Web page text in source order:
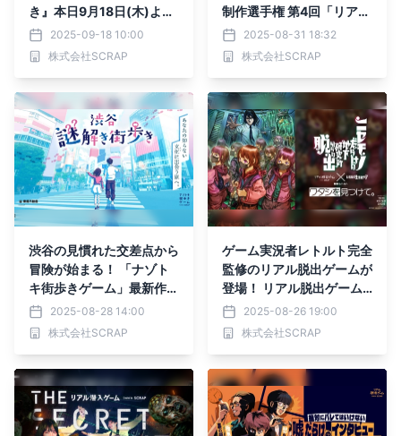
き』本日9月18日(木)より
スタート！ 早期参加者特
典として渋谷サクラステー
ジ4F「サクヨン」で使え
2025-09-18 10:00
株式会社SCRAP
制作選手権 第4回「リアル
脱出ゲーム甲子園」 優勝
は武蔵高等学校の「634Q
uest」に決定！
2025-08-31 18:32
株式会社SCRAP
渋谷の見慣れた交差点から
冒険が始まる！ 「ナゾト
キ街歩きゲーム」最新作
『渋谷謎解き街歩き』202
5年9月18日(木)より開催
2025-08-28 14:00
株式会社SCRAP
ゲーム実況者レトルト完全
監修のリアル脱出ゲームが
登場！ リアル脱出ゲーム×
レトルト生まれの子 『ニ
セモノだらけの地下研究所
からの脱出』
2025-08-26 19:00
株式会社SCRAP